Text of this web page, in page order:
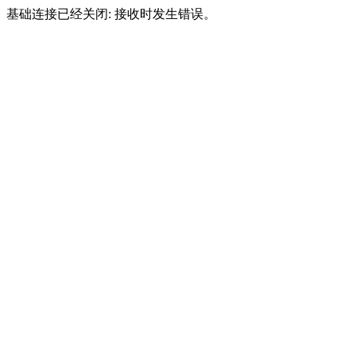
基础连接已经关闭: 接收时发生错误。